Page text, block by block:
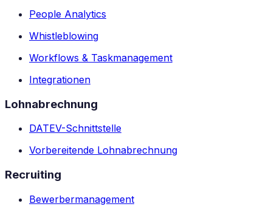
People Analytics
Whistleblowing
Workflows & Taskmanagement
Integrationen
Lohnabrechnung
DATEV-Schnittstelle
Vorbereitende Lohnabrechnung
Recruiting
Bewerbermanagement